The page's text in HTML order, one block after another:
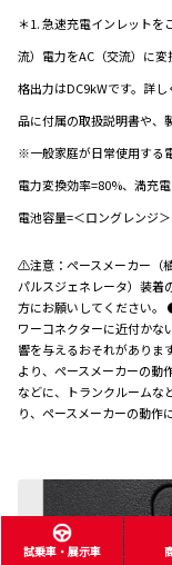
＊1. 急速充電インレットを
流）電力をAC（交流）に
格出力はDC9kWです。詳
品に付属の取扱説明書や、
※一般家庭が日常使用する
電力変換効率=80%、満充
電池容量=＜ロングレンジ
⚠注意：ペースメーカー（
パルスジェネレータ）装着
方にお願いしてください。
ワーコネクターに近付かな
響を与えるおそれがありま
より、ペースメーカーの動
などに、トランクルームな
り、ペースメーカーの動作
試乗車・展示車